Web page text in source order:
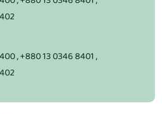
,+880 13 0346 8401,